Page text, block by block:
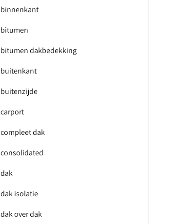
binnenkant
bitumen
bitumen dakbedekking
buitenkant
buitenzijde
carport
compleet dak
consolidated
dak
dak isolatie
dak over dak